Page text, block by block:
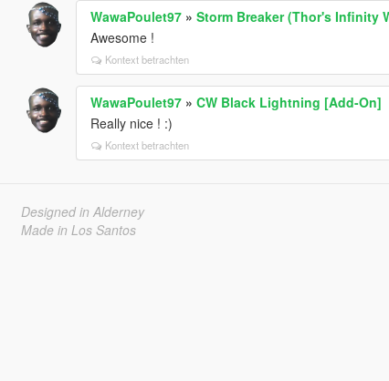
WawaPoulet97» Storm Breaker (Thor's Infinity
Awesome !
Kontext betrachten
WawaPoulet97» CW Black Lightning [Add-On]
Really nice ! :)
Kontext betrachten
Designed in Alderney
Made in Los Santos